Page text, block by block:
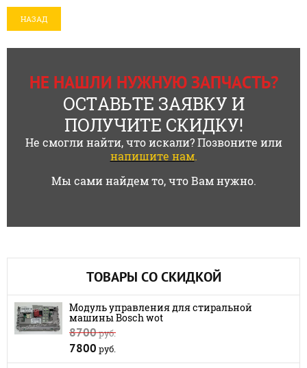
НАЗАД
НЕ НАШЛИ НУЖНУЮ ЗАПЧАСТЬ?
ОСТАВЬТЕ ЗАЯВКУ И
ПОЛУЧИТЕ СКИДКУ!
Не смогли найти, что искали? Позвоните или
напишите нам.
Мы сами найдем то, что Вам нужно.
ТОВАРЫ СО СКИДКОЙ
Модуль управления для стиральной
машины Bosch wot
8700руб.
7800 руб.